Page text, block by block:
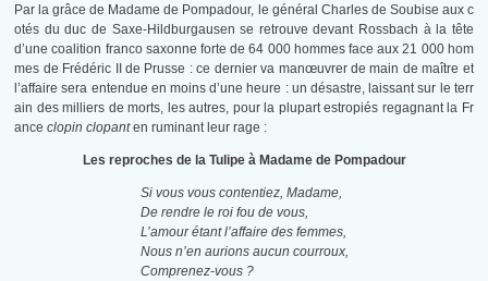
Par la grâce de Madame de Pompadour, le général Charles de Soubise aux c
otés du duc de Saxe-Hildburgausen se retrouve devant Rossbach à la tête
d’une coalition franco saxonne forte de 64 000 hommes face aux 21 000 hom
mes de Frédéric II de Prusse : ce dernier va manœuvrer de main de maître et
l’affaire sera entendue en moins d’une heure : un désastre, laissant sur le terr
ain des milliers de morts, les autres, pour la plupart estropiés regagnant la Fr
anceclopin clopanten ruminant leur rage :
Les reproches de la Tulipe à Madame de Pompadour
Si vous vous contentiez, Madame,
De rendre le roi fou de vous,
L’amour étant l’affaire des femmes,
Nous n’en aurions aucun courroux,
Comprenez-vous ?